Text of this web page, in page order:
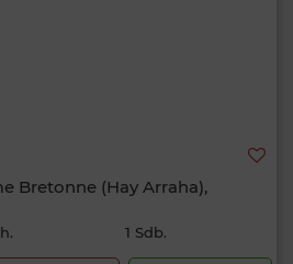
Bretonne (Hay Arraha),
1 Sdb.